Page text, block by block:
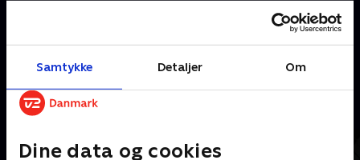
Samtykke Detaljer Om
Dine data og cookies
Mere indhold fra Disney+